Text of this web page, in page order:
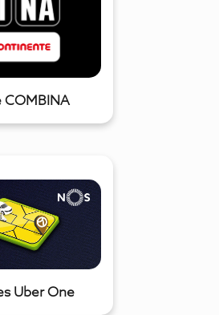
COMBINA
Uber One